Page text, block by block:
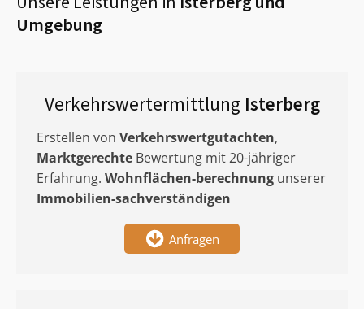
Umgebung
Verkehrswertermittlung Isterberg
Erstellen von Verkehrswertgutachten,
Marktgerechte Bewertung mit 20-jähriger
Erfahrung. Wohnflächen-berechnung unserer
Immobilien-sachverständigen
Anfragen